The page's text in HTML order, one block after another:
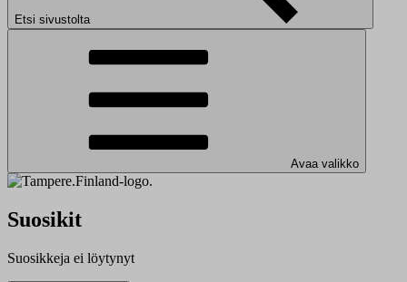
Etsi sivustolta
Avaa valikko
Suosikit
Suosikkeja ei löytynyt